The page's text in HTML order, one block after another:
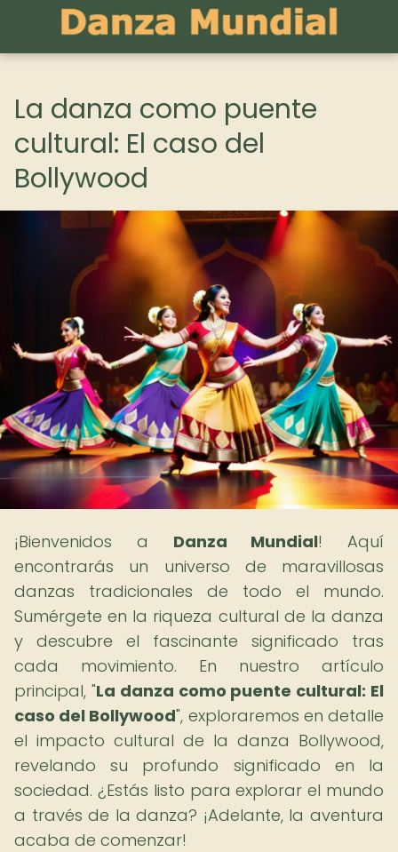
La danza como puente
cultural: El caso del
Bollywood
¡Bienvenidos a Danza Mundial! Aquí
encontrarás un universo de maravillosas
danzas tradicionales de todo el mundo.
Sumérgete en la riqueza cultural de la danza
y descubre el fascinante significado tras
cada movimiento. En nuestro artículo
principal, "La danza como puente cultural: El
caso del Bollywood", exploraremos en detalle
el impacto cultural de la danza Bollywood,
revelando su profundo significado en la
sociedad. ¿Estás listo para explorar el mundo
a través de la danza? ¡Adelante, la aventura
acaba de comenzar!